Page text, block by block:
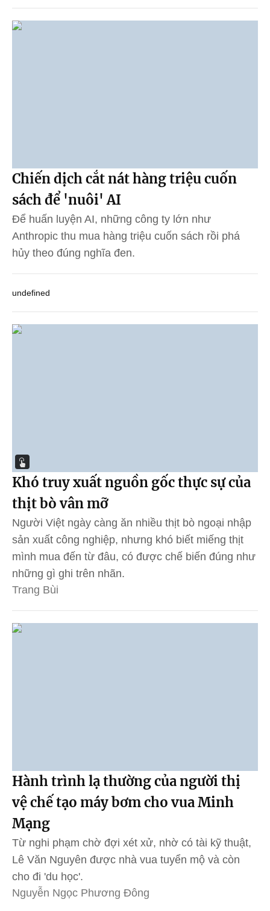
Chiến dịch cắt nát hàng triệu cuốn
sách để 'nuôi' AI
Để huấn luyện AI, những công ty lớn như
Anthropic thu mua hàng triệu cuốn sách rồi phá
hủy theo đúng nghĩa đen.
undefined
Khó truy xuất nguồn gốc thực sự của
thịt bò vân mỡ
Người Việt ngày càng ăn nhiều thịt bò ngoại nhập
sản xuất công nghiệp, nhưng khó biết miếng thịt
mình mua đến từ đâu, có được chế biến đúng như
những gì ghi trên nhãn.
Trang Bùi
Hành trình lạ thường của người thị
vệ chế tạo máy bơm cho vua Minh
Mạng
Từ nghi phạm chờ đợi xét xử, nhờ có tài kỹ thuật,
Lê Văn Nguyên được nhà vua tuyển mộ và còn
cho đi 'du học'.
Nguyễn Ngọc Phương Đông